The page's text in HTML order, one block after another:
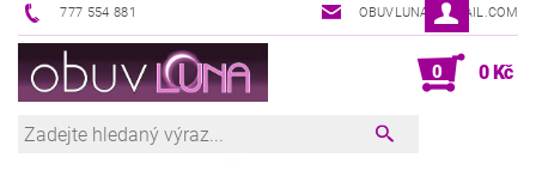
777 554 881 OBUVLUNA@GMAIL.COM
0 0 Kč